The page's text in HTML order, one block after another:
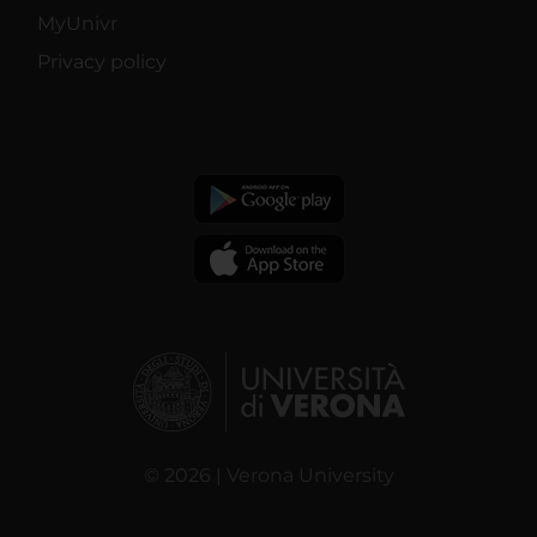
MyUnivr
Privacy policy
© 2026 | Verona University